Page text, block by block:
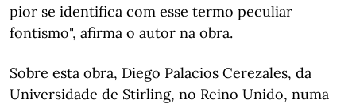
pior se identifica com esse termo peculiar
fontismo", afirma o autor na obra.
Sobre esta obra, Diego Palacios Cerezales, da
Universidade de Stirling, no Reino Unido, numa